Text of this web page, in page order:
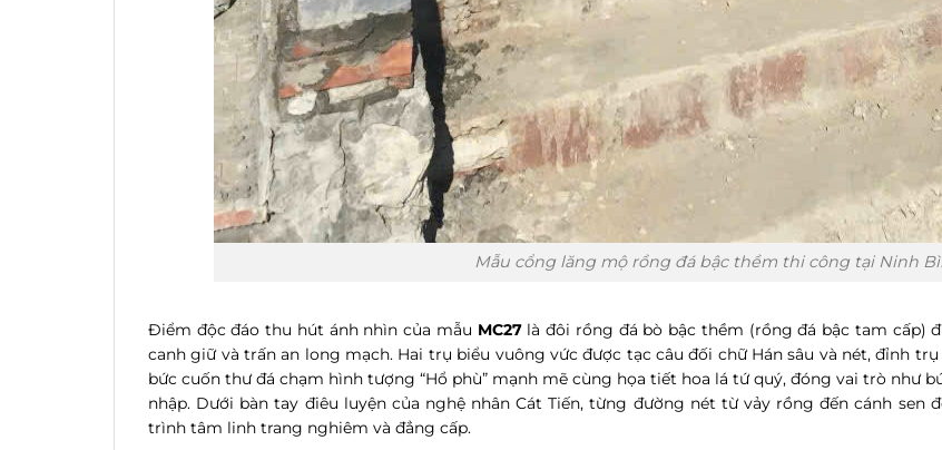
Mẫu cổng lăng mộ rồng đá bậc thềm thi công tại Ninh
Điểm độc đáo thu hút ánh nhìn của mẫu MC27là đôi rồng đá bò bậc thềm (rồng đá bậc tam cấp)
canh giữ và trấn an long mạch. Hai trụ biểu vuông vức được tạc câu đối chữ Hán sâu và nét, đỉnh
bức cuốn thư đá chạm hình tượng “Hổ phù” mạnh mẽ cùng họa tiết hoa lá tứ quý, đóng vai trò như
nhập. Dưới bàn tay điêu luyện của nghệ nhân Cát Tiến, từng đường nét từ vảy rồng đến cánh
trình tâm linh trang nghiêm và đẳng cấp.